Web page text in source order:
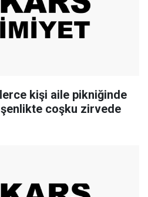
kişi aile pikniğinde
coşku zirvede